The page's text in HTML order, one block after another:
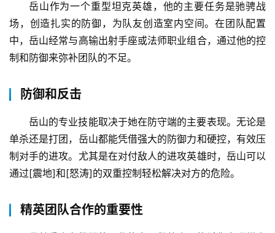
岳山的战术定位和团队作用
岳山作为一个重型坦克英雄，他的主要任务是驰骋战
场，创造扎实的防御，为队友创造室内空间。在团队配置
中，岳山经常与高输出射手座或法师职业组合，通过他的控
制和防御来弥补团队的不足。
防御和反击